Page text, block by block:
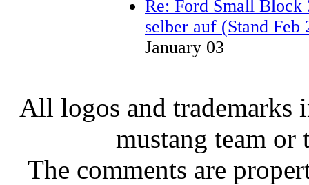
Re: Ford Small Block
selber auf (Stand Feb
January 03
All logos and trademarks
mustang team or
The comments are